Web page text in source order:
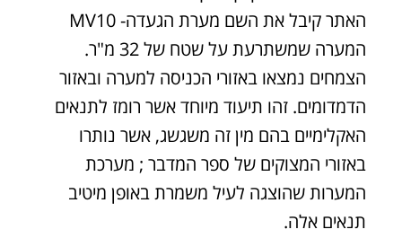
האתר קיבל את השם מערת הגעדה- MV10
המערה שמשתרעת על שטח של 32 מ"ר.
הצמחים נמצאו באזורי הכניסה למערה ובאזור
הדמדומים. זהו תיעוד מיוחד אשר רומז לתנאים
האקלימיים בהם מין זה משגשג, אשר נותרו
באזורי המצוקים של ספר המדבר ; מערכת
המערות שהוצגה לעיל משמרת באופן מיטיב
תנאים אלה.